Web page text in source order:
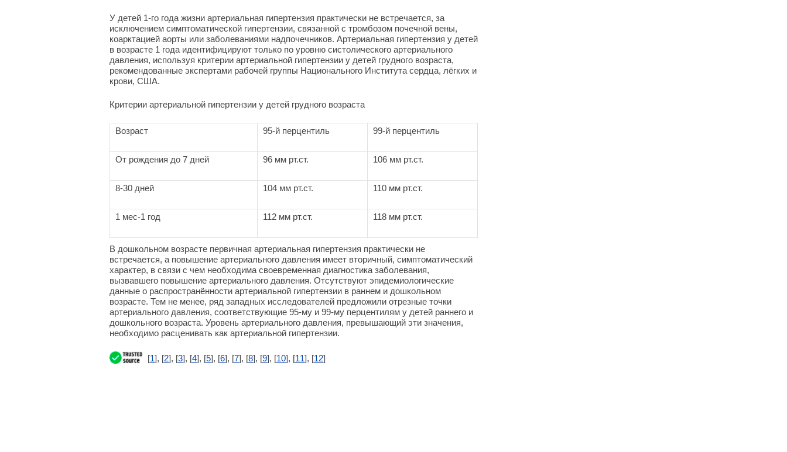
У детей 1-го года жизни артериальная гипертензия практически не встречается, за
исключением симптоматической гипертензии, связанной с тромбозом почечной вены,
коарктацией аорты или заболеваниями надпочечников. Артериальная гипертензия у детей
в возрасте 1 года идентифицируют только по уровню систолического артериального
давления, используя критерии артериальной гипертензии у детей грудного возраста,
рекомендованные экспертами рабочей группы Национального Института сердца, лёгких и
крови, США.
Критерии артериальной гипертензии у детей грудного возраста
Возраст 95-й перцентиль 99-й перцентиль
От рождения до 7 дней 96 мм рт.ст. 106 мм рт.ст.
8-30 дней 104 мм рт.ст. 110 мм рт.ст.
1 мес-1 год 112 мм рт.ст. 118 мм рт.ст.
В дошкольном возрасте первичная артериальная гипертензия практически не
встречается, а повышение артериального давления имеет вторичный, симптоматический
характер, в связи с чем необходима своевременная диагностика заболевания,
вызвавшего повышение артериального давления. Отсутствуют эпидемиологические
данные о распространённости артериальной гипертензии в раннем и дошкольном
возрасте. Тем не менее, ряд западных исследователей предложили отрезные точки
артериального давления, соответствующие 95-му и 99-му перцентилям у детей раннего и
дошкольного возраста. Уровень артериального давления, превышающий эти значения,
необходимо расценивать как артериальной гипертензии.
[1], [2], [3], [4], [5], [6], [7], [8], [9], [10], [11], [12]